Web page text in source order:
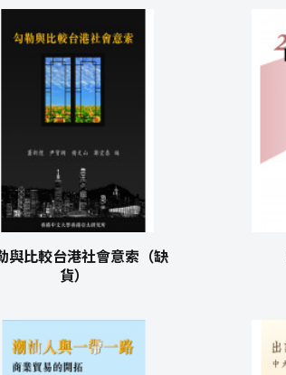
與比較台港社會意索（缺
貨）